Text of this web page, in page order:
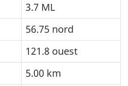
3.7 ML
56.75 nord
121.8 ouest
5.00 km